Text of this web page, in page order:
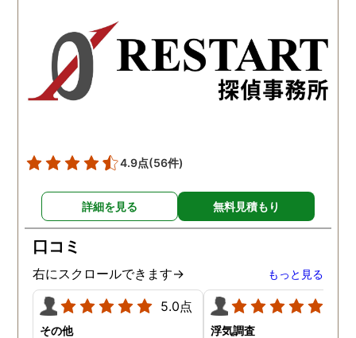
玉総合情報事務所さんに依
頼させていただき本当に良
かったです。
明な点が全くないほどし
かりと説明をしてくれま
た。調査では夫が不倫相
の自宅に頻繁に訪れる様
務所に関しても調べてく
ていて、周りの人たちの
かげで夫と離婚ができそ
4.9点(56件)
詳細を見る 無料見積もり
口コミ
右にスクロールできます→ もっと見る
5.0点
その他 浮気調査